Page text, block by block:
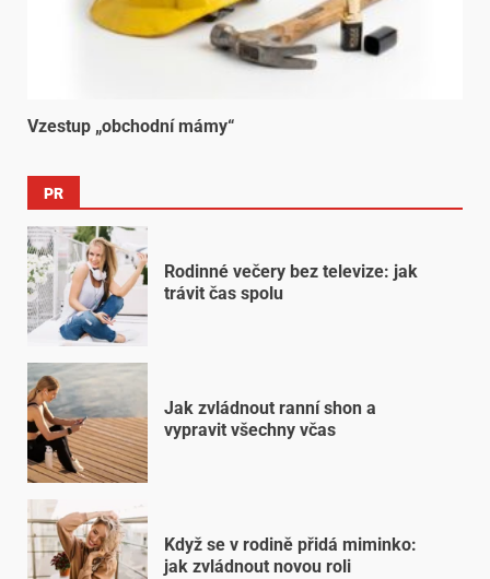
Vzestup „obchodní mámy“
PR
Rodinné večery bez televize: jak
trávit čas spolu
Jak zvládnout ranní shon a
vypravit všechny včas
Když se v rodině přidá miminko:
jak zvládnout novou roli